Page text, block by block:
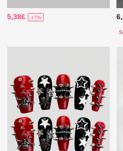
5,38€ -17%